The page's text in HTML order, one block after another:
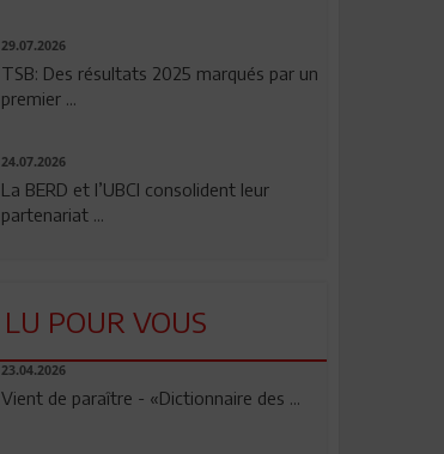
29.07.2026
TSB: Des résultats 2025 marqués par un
premier ...
24.07.2026
La BERD et l’UBCI consolident leur
partenariat ...
LU POUR VOUS
23.04.2026
Vient de paraître - «Dictionnaire des ...